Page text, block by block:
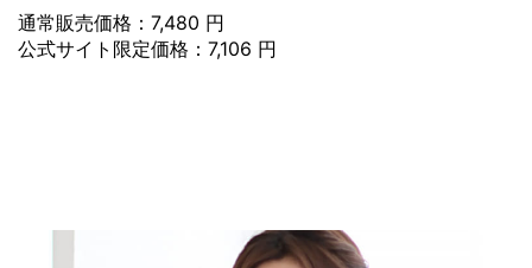
通常販売価格：7,480 円
公式サイト限定価格：7,106 円